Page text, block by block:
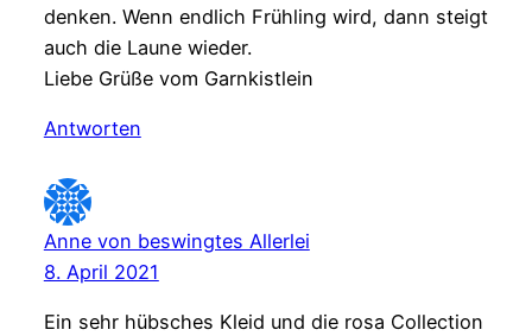
denken. Wenn endlich Frühling wird, dann steigt
auch die Laune wieder.
Liebe Grüße vom Garnkistlein
Antworten
Anne von beswingtes Allerlei
8. April 2021
Ein sehr hübsches Kleid und die rosa Collection